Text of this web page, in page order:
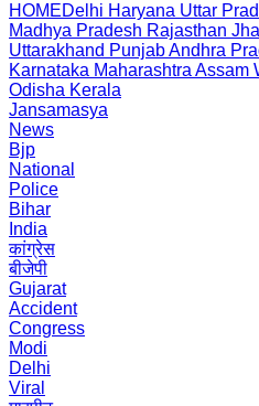
HOMEDelhi Haryana Uttar
Madhya Pradesh Rajasthan
Uttarakhand PunjabAndhra
Karnataka Maharashtra Assam
Odisha Kerala
Jansamasya
News
Bjp
National
Police
Bihar
India
कांग्रेस
बीजेपी
Gujarat
Accident
Congress
Modi
Delhi
Viral